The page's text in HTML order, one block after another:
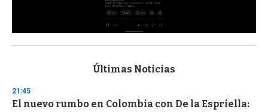
s
d
s
Últimas Noticias
21:45
El nuevo rumbo en Colombia con De la Espriella: